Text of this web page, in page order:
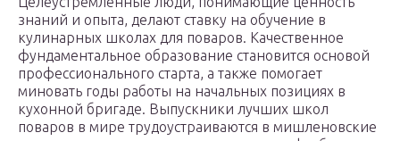
знаний и опыта, делают ставку на обучение в
кулинарных школах для поваров. Качественное
фундаментальное образование становится основой
профессионального старта, а также помогает
миновать годы работы на начальных позициях в
кухонной бригаде. Выпускники лучших школ
поваров в мире трудоустраиваются в мишленовские